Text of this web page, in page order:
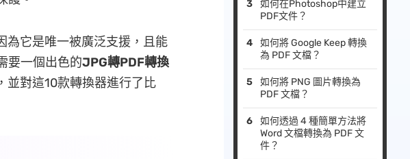
為它是唯一被廣泛支援，且能
要一個出色的JPG轉PDF轉換
並對這10款轉換器進行了比
如何在Photoshop中建立
PDF文件？
如何將 Google Keep 轉換
為 PDF 文檔？
如何將 PNG 圖片轉換為
PDF 文檔？
如何透過 4 種簡單方法將
Word 文檔轉換為 PDF 文
件？